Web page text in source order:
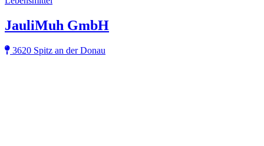
JauliMuh GmbH
3620 Spitz an der Donau